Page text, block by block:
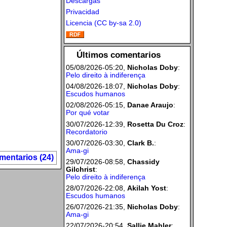
(24)
Privacidad
Licencia (CC by-sa 2.0)
Últimos comentarios
05/08/2026-05:20, Nicholas Doby:
Pelo direito à indiferença
04/08/2026-18:07, Nicholas Doby:
Escudos humanos
02/08/2026-05:15, Danae Araujo:
Por qué votar
30/07/2026-12:39, Rosetta Du Croz:
Recordatorio
30/07/2026-03:30, Clark B.:
Ama-gi
29/07/2026-08:58, Chassidy
Gilchrist:
Pelo direito à indiferença
28/07/2026-22:08, Akilah Yost:
Escudos humanos
26/07/2026-21:35, Nicholas Doby:
Ama-gi